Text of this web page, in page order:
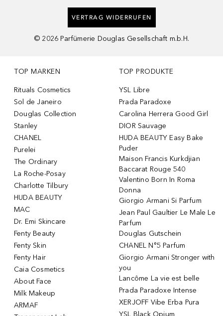
VERTRAG WIDERRUFEN
© 2026 Parfümerie Douglas Gesellschaft m.b.H.
TOP MARKEN
Rituals Cosmetics
Sol de Janeiro
Douglas Collection
Stanley
CHANEL
Purelei
The Ordinary
La Roche-Posay
Charlotte Tilbury
HUDA BEAUTY
MAC
Dr. Emi Skincare
Fenty Beauty
Fenty Skin
Fenty Hair
Caia Cosmetics
About Face
Milk Makeup
ARMAF
TOP PRODUKTE
YSL Libre
Prada Paradoxe
Carolina Herrera Good Girl
DIOR Sauvage
HUDA BEAUTY Easy Bake
Puder
Maison Francis Kurkdjian
Baccarat Rouge 540
Valentino Born In Roma
Donna
Giorgio Armani Si Parfum
Jean Paul Gaultier Le Male Le
Parfum
Douglas Gutschein
CHANEL N°5 Parfum
Giorgio Armani Stronger with
you
Lancôme La vie est belle
Prada Paradoxe Intense
XERJOFF Vibe Erba Pura
YSL Black Opium